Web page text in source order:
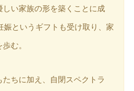
しい家族の形を築くことに成
娠というギフトも受け取り、家
む。
ちに加え、自閉スペクトラ